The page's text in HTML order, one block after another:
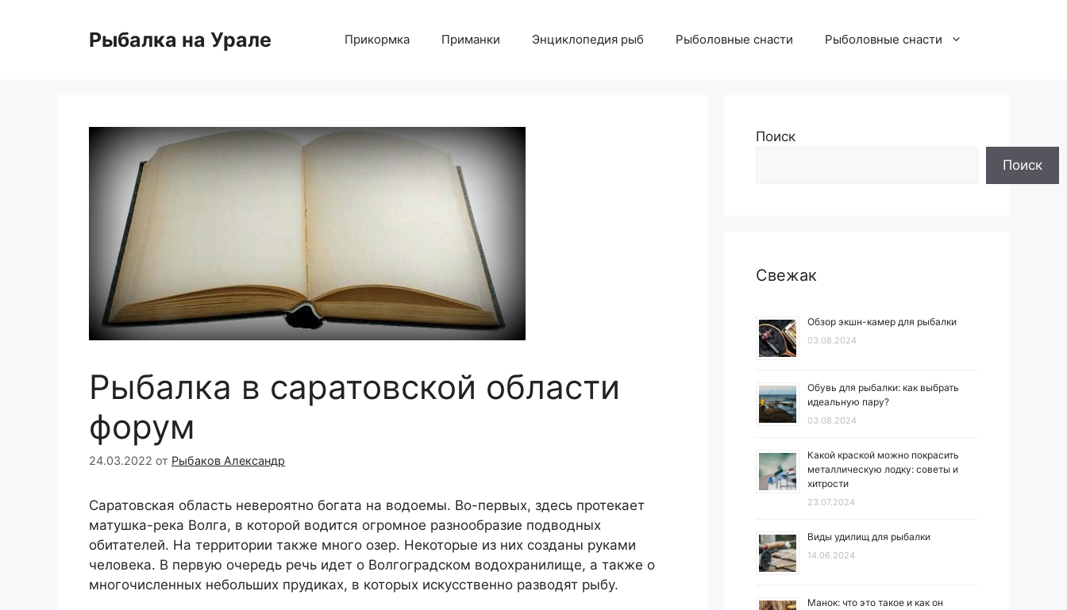
содержимомуРыбалка на Урале Прикормка Приманки Энциклопедия рыб Рыболовные снасти Рыболовные снасти
Рыбалка в саратовской области
форум
24.03.2022 от Рыбаков Александр
Саратовская область невероятно богата на водоемы. Во-первых, здесь протекает
матушка-река Волга, в которой водится огромное разнообразие подводных
обитателей. На территории также много озер. Некоторые из них созданы руками
человека. В первую очередь речь идет о Волгоградском водохранилище, а также о
многочисленных небольших прудиках, в которых искусственно разводят рыбу.
Поиск
Поиск
Свежак
Обзор экшн-камер для рыбалки
03.08.2024
Обувь для рыбалки: как выбрать
идеальную пару?
03.08.2024
Какой краской можно покрасить
металлическую лодку: советы и
хитрости
23.07.2024
Виды удилищ для рыбалки
14.06.2024
Манок: что это такое и как он